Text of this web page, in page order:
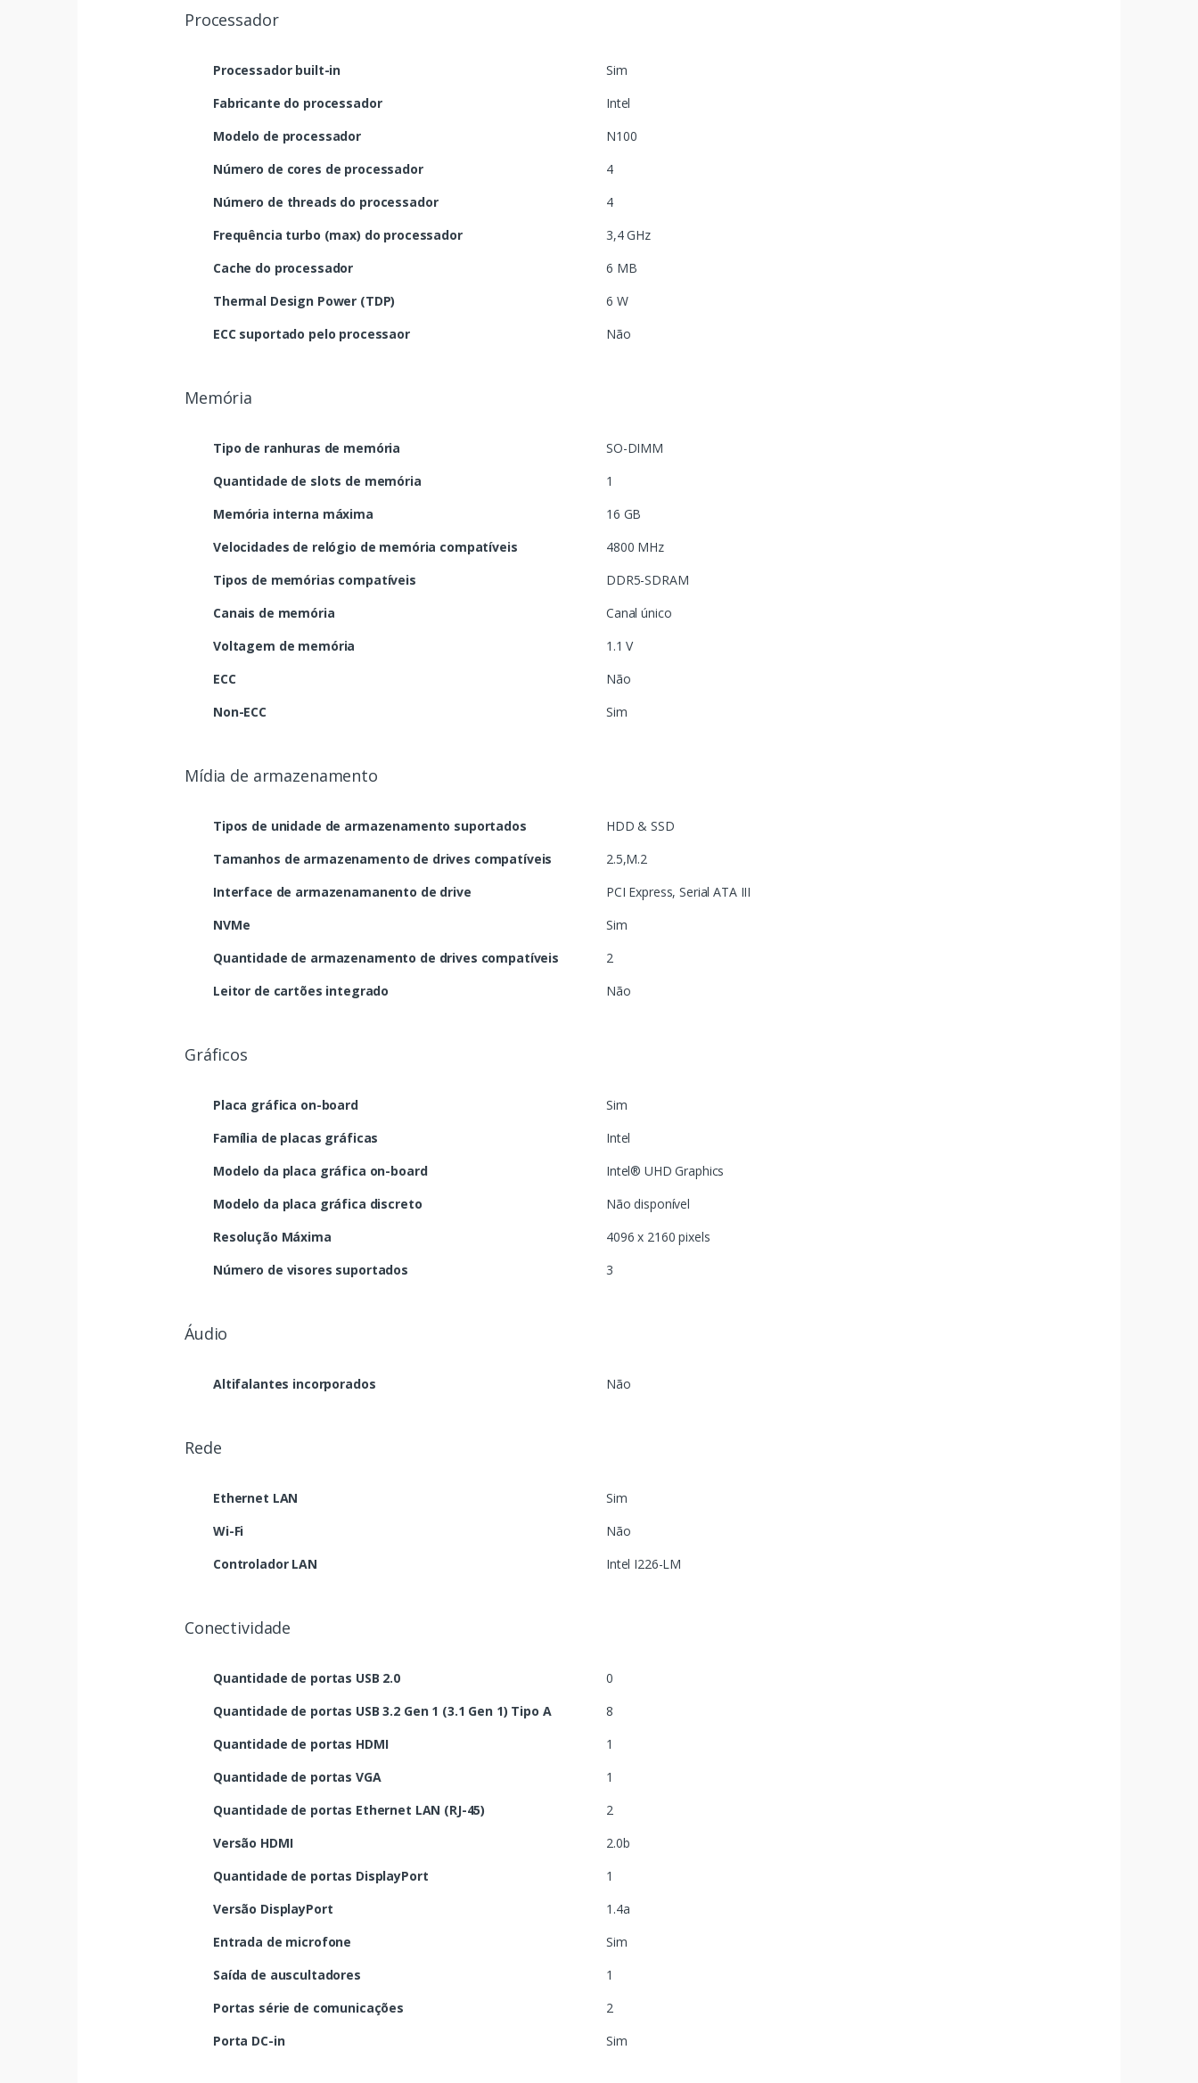
Processador
Processador built-in
Sim
Fabricante do processador
Intel
Modelo de processador
N100
Número de cores de processador
4
Número de threads do processador
4
Frequência turbo (max) do processador
3,4 GHz
Cache do processador
6 MB
Thermal Design Power (TDP)
6 W
ECC suportado pelo processaor
Não
Memória
Tipo de ranhuras de memória
SO-DIMM
Quantidade de slots de memória
1
Memória interna máxima
16 GB
Velocidades de relógio de memória compatíveis
4800 MHz
Tipos de memórias compatíveis
DDR5-SDRAM
Canais de memória
Canal único
Voltagem de memória
1.1 V
ECC
Não
Non-ECC
Sim
Mídia de armazenamento
Tipos de unidade de armazenamento suportados
HDD & SSD
Tamanhos de armazenamento de drives compatíveis
2.5,M.2
Interface de armazenamanento de drive
PCI Express, Serial ATA III
NVMe
Sim
Quantidade de armazenamento de drives compatíveis
2
Leitor de cartões integrado
Não
Gráficos
Placa gráfica on-board
Sim
Família de placas gráficas
Intel
Modelo da placa gráfica on-board
Intel® UHD Graphics
Modelo da placa gráfica discreto
Não disponível
Resolução Máxima
4096 x 2160 pixels
Número de visores suportados
3
Áudio
Altifalantes incorporados Não
Rede
Ethernet LAN
Sim
Wi-Fi
Não
Controlador LAN
Intel I226-LM
Conectividade
Quantidade de portas USB 2.0
0
Quantidade de portas USB 3.2 Gen 1 (3.1 Gen 1) Tipo A
8
Quantidade de portas HDMI
1
Quantidade de portas VGA
1
Quantidade de portas Ethernet LAN (RJ-45)
2
Versão HDMI
2.0b
Quantidade de portas DisplayPort
1
Versão DisplayPort
1.4a
Entrada de microfone
Sim
Saída de auscultadores
1
Portas série de comunicações
2
Porta DC-in
Sim